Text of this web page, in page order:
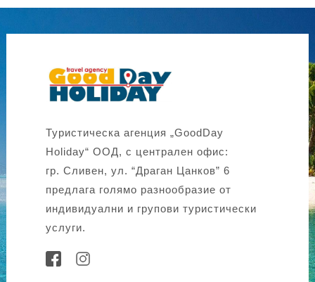
Туристическа агенция „GoodDay
Holiday“ ООД, с централен офис:
гр. Сливен, ул. “Драган Цанков” 6
предлага голямо разнообразие от
индивидуални и групови туристически
услуги.